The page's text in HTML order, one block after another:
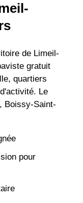
de Limeil-
gratuit
quartiers
Le
Boissy-Saint-
pour